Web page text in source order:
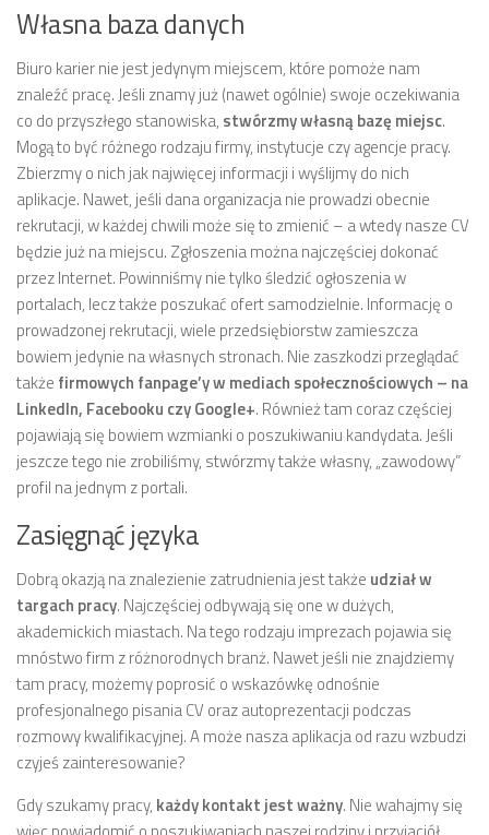
Własna baza danych
Biuro karier nie jest jedynym miejscem, które pomoże nam
znaleźć pracę. Jeśli znamy już (nawet ogólnie) swoje oczekiwania
co do przyszłego stanowiska, stwórzmy własną bazę miejsc.
Mogą to być różnego rodzaju firmy, instytucje czy agencje pracy.
Zbierzmy o nich jak najwięcej informacji i wyślijmy do nich
aplikacje. Nawet, jeśli dana organizacja nie prowadzi obecnie
rekrutacji, w każdej chwili może się to zmienić – a wtedy nasze CV
będzie już na miejscu. Zgłoszenia można najczęściej dokonać
przez Internet. Powinniśmy nie tylko śledzić ogłoszenia w
portalach, lecz także poszukać ofert samodzielnie. Informację o
prowadzonej rekrutacji, wiele przedsiębiorstw zamieszcza
bowiem jedynie na własnych stronach. Nie zaszkodzi przeglądać
także firmowych fanpage’y w mediach społecznościowych – na
LinkedIn, Facebooku czy Google+. Również tam coraz częściej
pojawiają się bowiem wzmianki o poszukiwaniu kandydata. Jeśli
jeszcze tego nie zrobiliśmy, stwórzmy także własny, „zawodowy”
profil na jednym z portali.
Zasięgnąć języka
Dobrą okazją na znalezienie zatrudnienia jest także udział w
targach pracy. Najczęściej odbywają się one w dużych,
akademickich miastach. Na tego rodzaju imprezach pojawia się
mnóstwo firm z różnorodnych branż. Nawet jeśli nie znajdziemy
tam pracy, możemy poprosić o wskazówkę odnośnie
profesjonalnego pisania CV oraz autoprezentacji podczas
rozmowy kwalifikacyjnej. A może nasza aplikacja od razu wzbudzi
czyjeś zainteresowanie?
Gdy szukamy pracy, każdy kontakt jest ważny. Nie wahajmy się